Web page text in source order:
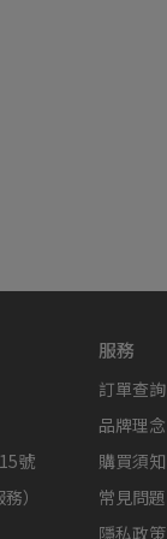
號
）
服務
訂單查詢
品牌理念
購買須知
常見問題
隱私政策